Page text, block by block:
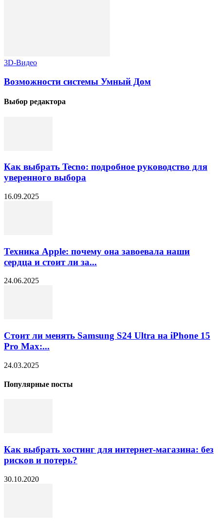
3D-Видео
Возможности системы Умный Дом
Выбор редактора
Как выбрать Tecno: подробное руководство для
уверенного выбора
16.09.2025
Техника Apple: почему она завоевала наши
сердца и стоит ли за...
24.06.2025
Стоит ли менять Samsung S24 Ultra на iPhone 15
Pro Max:...
24.03.2025
Популярные посты
Как выбрать хостинг для интернет-магазина: без
рисков и потерь?
30.10.2020